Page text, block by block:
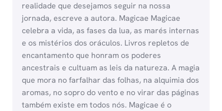
realidade que desejamos seguir na nossa
jornada, escreve a autora. Magicae Magicae
celebra a vida, as fases da lua, as marés internas
e os mistérios dos oráculos. Livros repletos de
encantamento que honram os poderes
ancestrais e cultuam as leis da natureza. A magia
que mora no farfalhar das folhas, na alquimia dos
aromas, no sopro do vento e no virar das páginas
também existe em todos nós. Magicae é o